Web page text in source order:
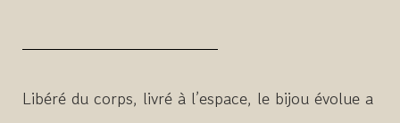
Libéré du corps, livré à l’espace, le bijou évolue a